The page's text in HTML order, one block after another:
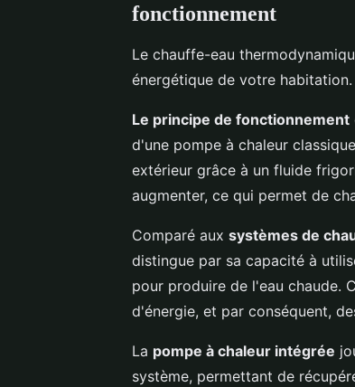
fonctionnement
Le chauffe-eau
énergétique de votre
Le principe de fonctionnement
d'une pompe à chaleur
extérieur grâce à un fluide
augmenter, ce qui permet de
Comparé aux systèmes de
distingue par sa capacité à
pour produire de l'eau chaude.
d'énergie, et par conséquent,
La pompe à chaleur intégrée
système, permettant de